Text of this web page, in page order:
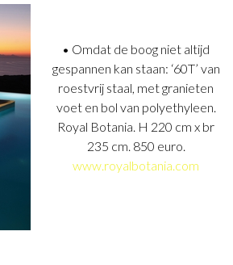
• Omdat de boog niet altijd
gespannen kan staan: ‘60T’ van
roestvrij staal, met granieten
voet en bol van polyethyleen.
Royal Botania. H 220 cm x br
235 cm. 850 euro.
www.royalbotania.com